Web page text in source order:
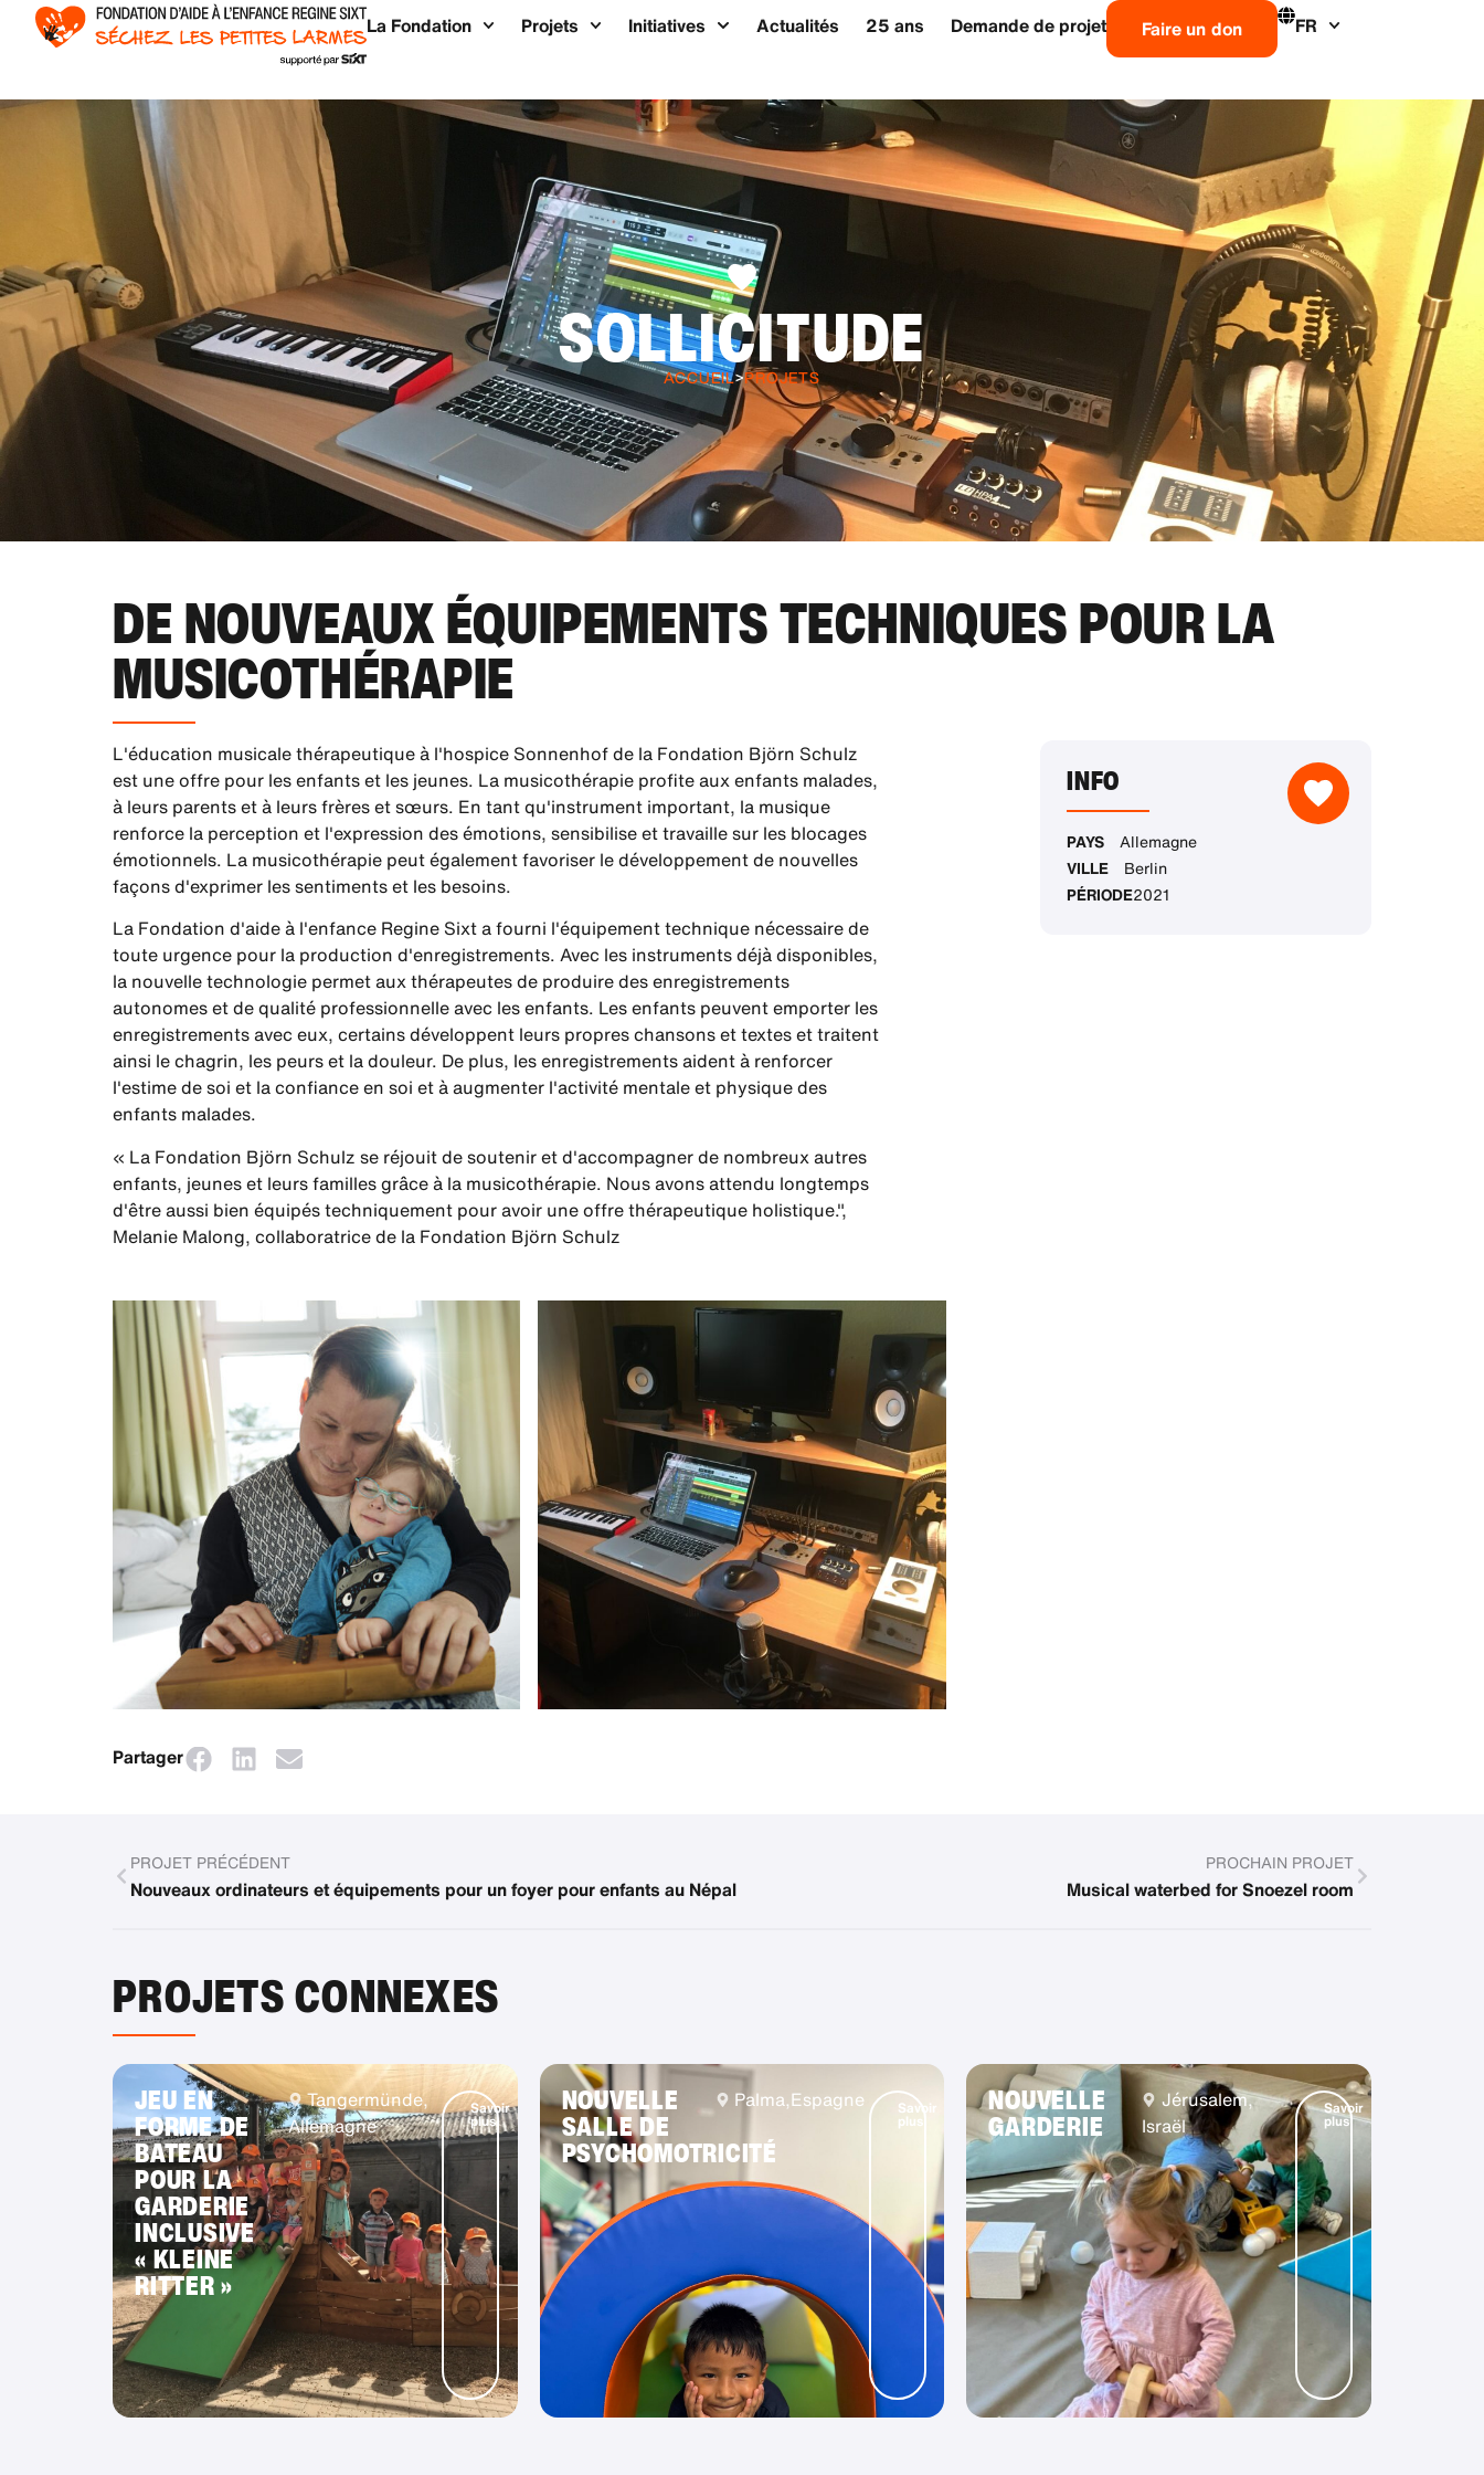
La Fondation Projets Initiatives Actualités 25 ans Demande de projet Faire un don FR
SOLLICITUDE
ACCUEIL>PROJETS
DE NOUVEAUX ÉQUIPEMENTS TECHNIQUES POUR LA
MUSICOTHÉRAPIE
L'éducation musicale thérapeutique à l'hospice Sonnenhof de la Fondation Björn Schulz
est une offre pour les enfants et les jeunes. La musicothérapie profite aux enfants malades,
à leurs parents et à leurs frères et sœurs. En tant qu'instrument important, la musique
renforce la perception et l'expression des émotions, sensibilise et travaille sur les blocages
émotionnels. La musicothérapie peut également favoriser le développement de nouvelles
façons d'exprimer les sentiments et les besoins.
La Fondation d'aide à l'enfance Regine Sixt a fourni l'équipement technique nécessaire de
toute urgence pour la production d'enregistrements. Avec les instruments déjà disponibles,
la nouvelle technologie permet aux thérapeutes de produire des enregistrements
autonomes et de qualité professionnelle avec les enfants. Les enfants peuvent emporter les
enregistrements avec eux, certains développent leurs propres chansons et textes et traitent
ainsi le chagrin, les peurs et la douleur. De plus, les enregistrements aident à renforcer
l'estime de soi et la confiance en soi et à augmenter l'activité mentale et physique des
enfants malades.
« La Fondation Björn Schulz se réjouit de soutenir et d'accompagner de nombreux autres
enfants, jeunes et leurs familles grâce à la musicothérapie. Nous avons attendu longtemps
d'être aussi bien équipés techniquement pour avoir une offre thérapeutique holistique.",
Melanie Malong, collaboratrice de la Fondation Björn Schulz
INFO
PAYS Allemagne
VILLE Berlin
PÉRIODE2021
Partager
PROJET PRÉCÉDENT
Nouveaux ordinateurs et équipements pour un foyer pour enfants au Népal
PROCHAIN PROJET
Musical waterbed for Snoezel room
PROJETS CONNEXES
JEU EN
FORME DE
BATEAU
POUR LA
GARDERIE
INCLUSIVE
« KLEINE
RITTER »
Tangermünde,
Allemagne
Savoir
plus
NOUVELLE
SALLE DE
PSYCHOMOTRICITÉ
Palma,Espagne Savoir
plus
NOUVELLE
GARDERIE
Jérusalem,
Israël
Savoir
plus